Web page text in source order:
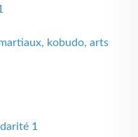
kobudo, arts
1